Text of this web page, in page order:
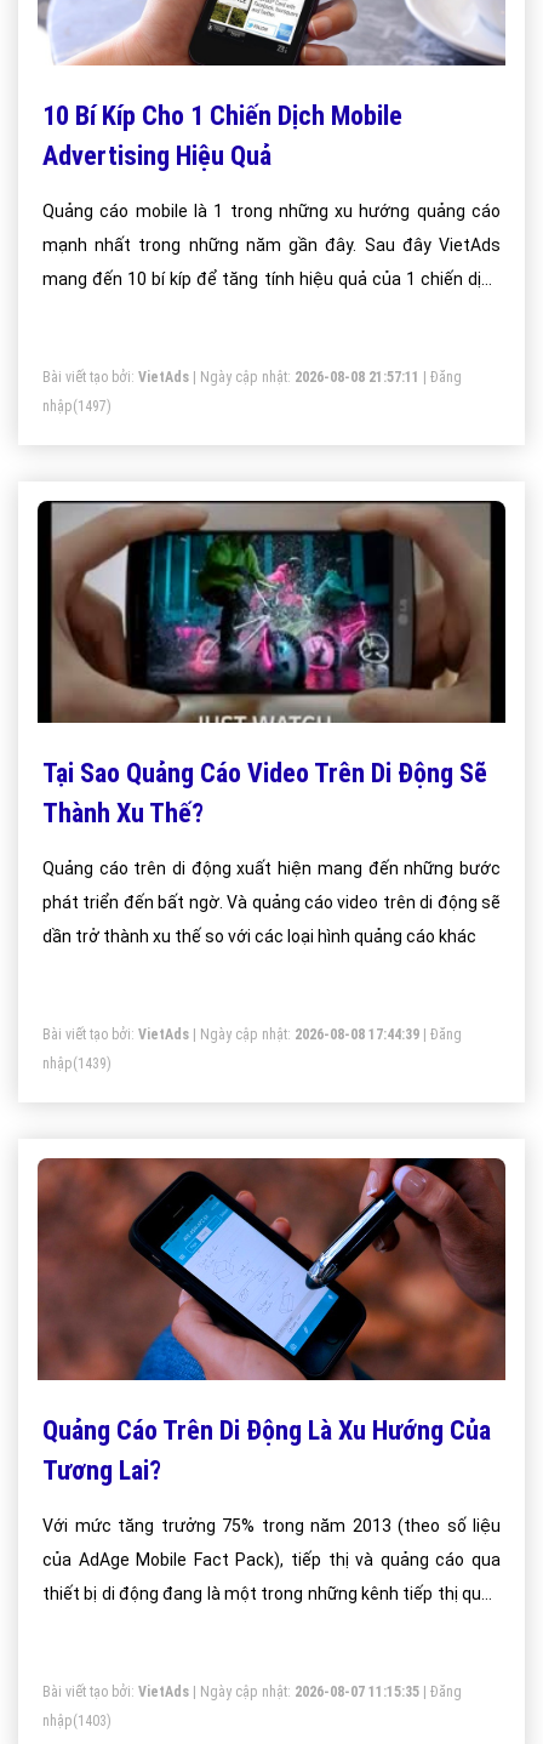
10 Bí Kíp Cho 1 Chiến Dịch Mobile
Advertising Hiệu Quả
Quảng cáo mobile là 1 trong những xu hướng quảng cáo
mạnh nhất trong những năm gần đây. Sau đây VietAds
mang đến 10 bí kíp để tăng tính hiệu quả của 1 chiến dịch
Bài viết tạo bởi: VietAds | Ngày cập nhật: 2026-08-08 21:57:11
Đăng
nhập(1497)
Tại Sao Quảng Cáo Video Trên Di Động Sẽ
Thành Xu Thế?
Quảng cáo trên di động xuất hiện mang đến những bước
phát triển đến bất ngờ. Và quảng cáo video trên di động sẽ
dần trở thành xu thế so với các loại hình quảng cáo khác
Bài viết tạo bởi: VietAds | Ngày cập nhật: 2026-08-08 17:44:39
Đăng
nhập(1439)
Quảng Cáo Trên Di Động Là Xu Hướng Của
Tương Lai?
Với mức tăng trưởng 75% trong năm 2013 (theo số liệu
của AdAge Mobile Fact Pack), tiếp thị và quảng cáo qua
thiết bị di động đang là một trong những kênh tiếp thị quan
Bài viết tạo bởi: VietAds | Ngày cập nhật: 2026-08-07 11:15:35
Đăng
nhập(1403)